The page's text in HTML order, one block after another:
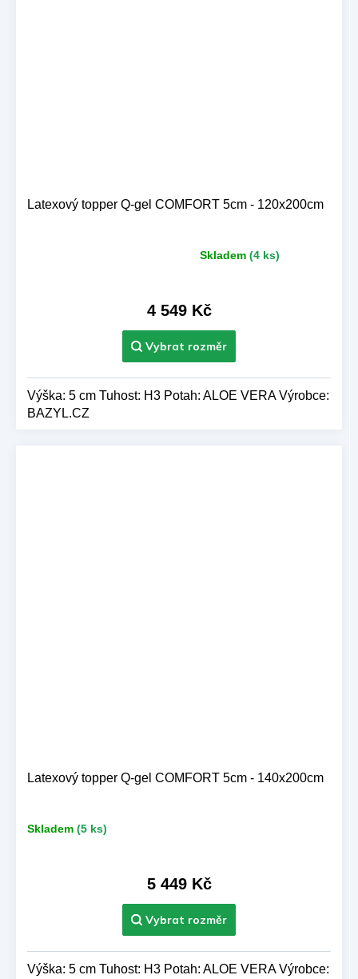
Latexový topper Q-gel COMFORT 5cm - 120x200cm
Skladem (4 ks)
4 549 Kč
Výška: 5 cm Tuhost: H3 Potah: ALOE VERA Výrobce:
BAZYL.CZ
Latexový topper Q-gel COMFORT 5cm - 140x200cm
Skladem (5 ks)
5 449 Kč
Výška: 5 cm Tuhost: H3 Potah: ALOE VERA Výrobce: